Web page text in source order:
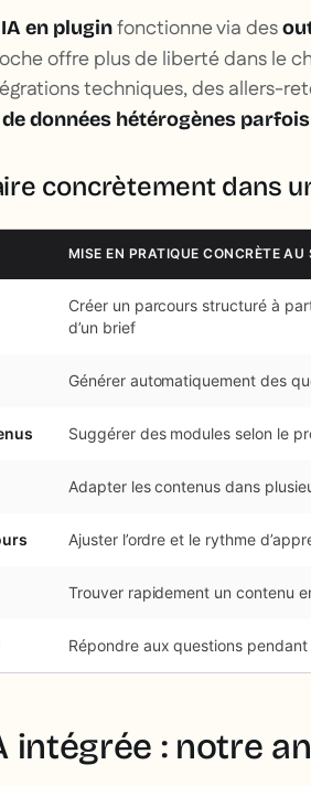
IA en pluginfonctionne via des
offre plus de liberté dans le
techniques, des allers-
données hétérogènes
concrètement dans
MISE EN PRATIQUE CONCRÈTE
Créer un parcours structuré à
d’un brief
Générer automatiquement des
Suggérer des modules selon le
Adapter les contenus dans
Ajuster l’ordre et le rythme
Trouver rapidement un contenu
Répondre aux questions
intégrée : notre